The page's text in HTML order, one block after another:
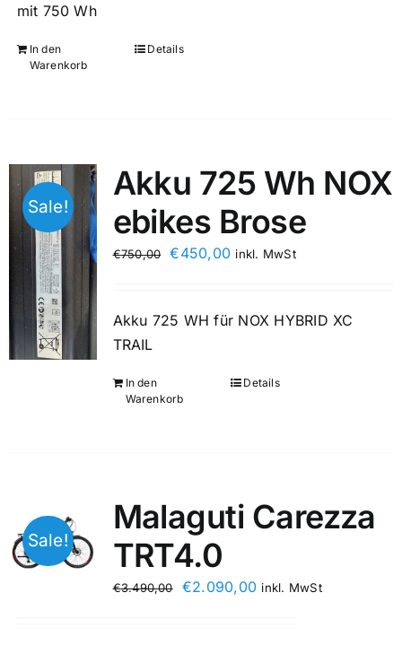
mit 750 Wh
In den
Warenkorb
Details
Sale!
Akku 725 Wh NOX
ebikes Brose
€750,00 €450,00 inkl. MwSt
Akku 725 WH für NOX HYBRID XC
TRAIL
In den
Warenkorb
Details
Sale!
Malaguti Carezza
TRT4.0
€3.490,00 €2.090,00 inkl. MwSt